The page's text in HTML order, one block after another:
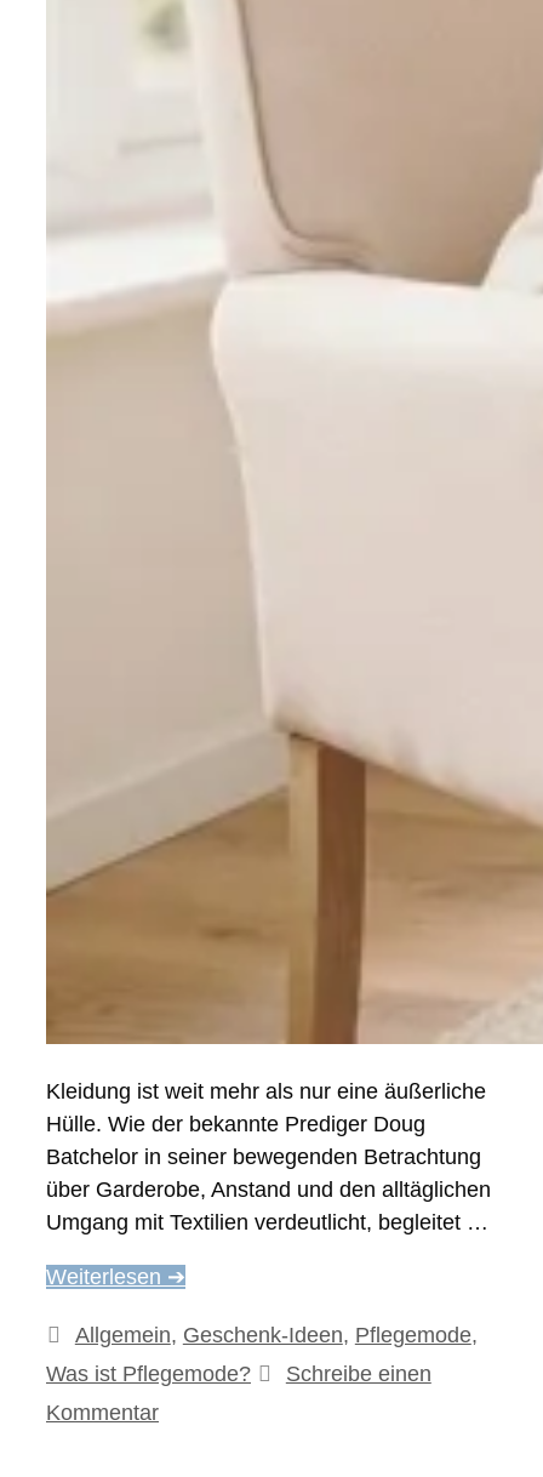
Kleidung ist weit mehr als nur eine äußerliche
Hülle. Wie der bekannte Prediger Doug
Batchelor in seiner bewegenden Betrachtung
über Garderobe, Anstand und den alltäglichen
Umgang mit Textilien verdeutlicht, begleitet …
Weiterlesen ➔
Kategorien
Allgemein, Geschenk-Ideen, Pflegemode,
Was ist Pflegemode?
Schreibe einen
Kommentar